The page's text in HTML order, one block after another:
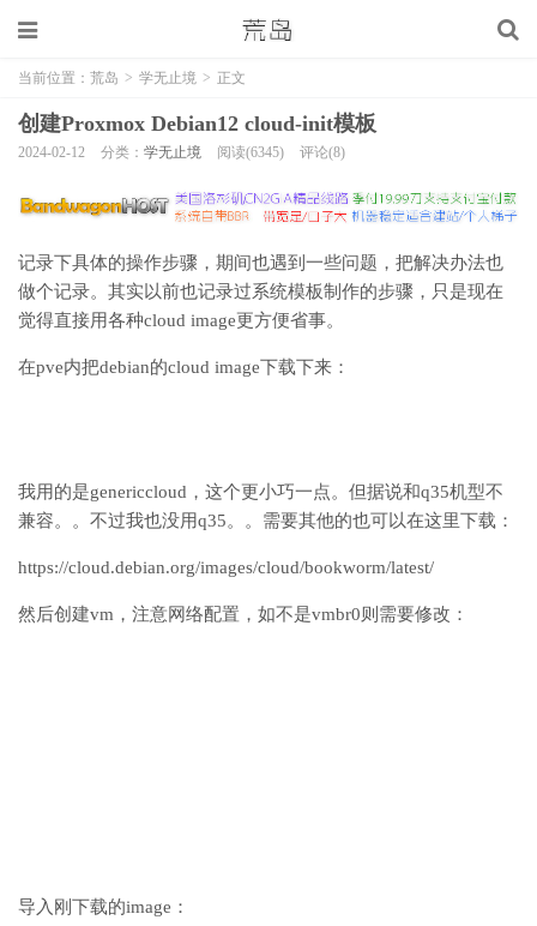
当前位置： 荒岛 > 学无止境 > 正文
创建Proxmox Debian12 cloud-init模板
2024-02-12 分类： 学无止境 阅读(6345) 评论(8)
记录下具体的操作步骤，期间也遇到一些问题，把解决办法也
做个记录。其实以前也记录过系统模板制作的步骤，只是现在
觉得直接用各种cloud image更方便省事。
在pve内把debian的cloud image下载下来：
我用的是genericcloud，这个更小巧一点。但据说和q35机型不
兼容。。不过我也没用q35。。需要其他的也可以在这里下载：
https://cloud.debian.org/images/cloud/bookworm/latest/
然后创建vm，注意网络配置，如不是vmbr0则需要修改：
导入刚下载的image：